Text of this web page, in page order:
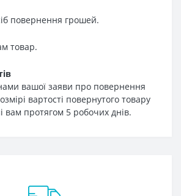
повернення грошей.
товар.
вашої заяви про повернення
вартості повернутого товару
вам протягом 5 робочих днів.